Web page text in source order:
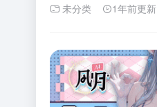
未分类 1年前更新